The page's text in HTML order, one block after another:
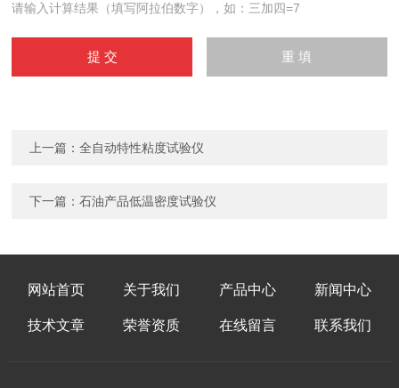
请输入计算结果（填写阿拉伯数字），如：三加四=7
上一篇：全自动特性粘度试验仪
下一篇：石油产品低温密度试验仪
网站首页 关于我们 产品中心 新闻中心
技术文章 荣誉资质 在线留言 联系我们